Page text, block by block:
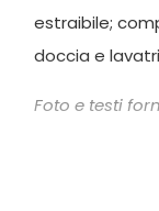
estraibile;
doccia e
Foto e testi